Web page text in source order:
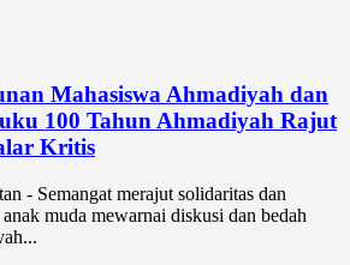
Mahasiswa Ahmadiyah dan
100 Tahun Ahmadiyah Rajut
Kritis
- Semangat merajut solidaritas dan
muda mewarnai diskusi dan bedah